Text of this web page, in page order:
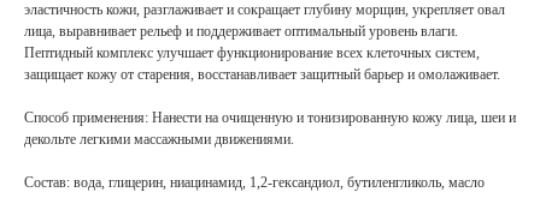
эластичность кожи, разглаживает и сокращает глубину морщин, укрепляет овал
лица, выравнивает рельеф и поддерживает оптимальный уровень влаги.
Пептидный комплекс улучшает функционирование всех клеточных систем,
защищает кожу от старения, восстанавливает защитный барьер и омолаживает.
Способ применения: Нанести на очищенную и тонизированную кожу лица, шеи и
декольте легкими массажными движениями.
Состав: вода, глицерин, ниацинамид, 1,2-гександиол, бутиленгликоль, масло